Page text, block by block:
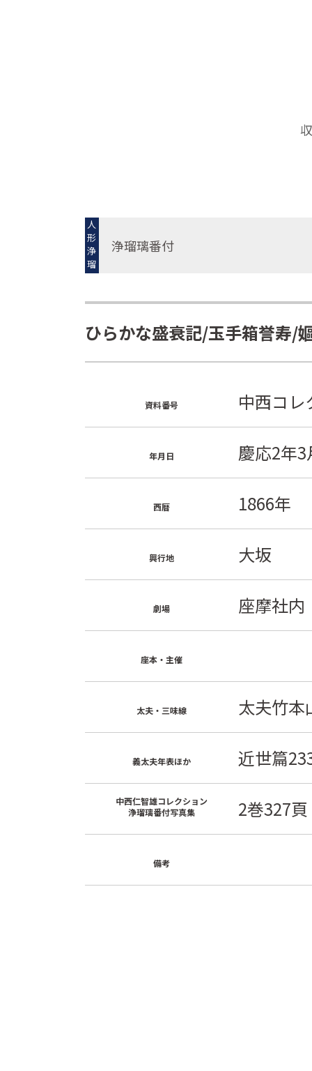
人
形
浄
瑠
璃
浄瑠璃番付
ひらかな盛衰記/玉手箱誉寿/
資料番号 中西コレ
年月日 慶応2年3
西暦 1866年
興行地 大坂
劇場 座摩社内
座本・主催
太夫・三味線 太夫竹本
義太夫年表ほか 近世篇
中西仁智雄コレクション
浄瑠璃番付写真集
2巻327頁
備考